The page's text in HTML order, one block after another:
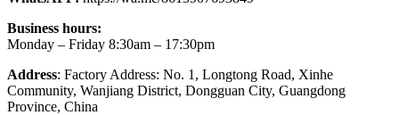
Business hours:
Monday – Friday 8:30am – 17:30pm
Address: Factory Address: No. 1, Longtong Road, Xinhe
Community, Wanjiang District, Dongguan City, Guangdong
Province, China